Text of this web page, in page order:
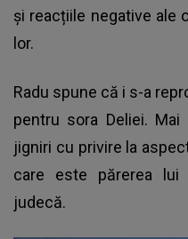
și reacțiile negative ale
lor.
Radu spune că i s-a
pentru sora Deliei.
jigniri cu privire la
care este părerea lui
judecă.